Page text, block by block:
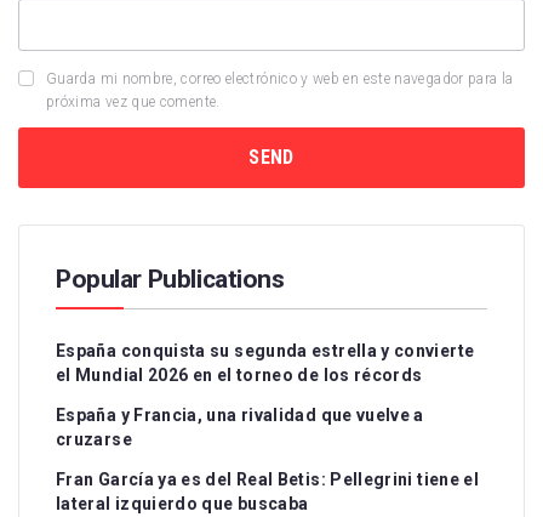
Guarda mi nombre, correo electrónico y web en este navegador para la
próxima vez que comente.
Popular Publications
España conquista su segunda estrella y convierte
el Mundial 2026 en el torneo de los récords
España y Francia, una rivalidad que vuelve a
cruzarse
Fran García ya es del Real Betis: Pellegrini tiene el
lateral izquierdo que buscaba